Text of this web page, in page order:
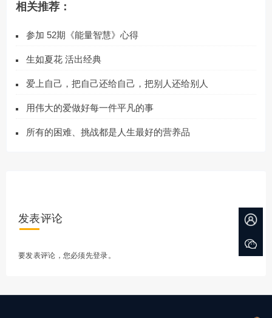
相关推荐：
参加 52期《能量智慧》心得
生如夏花 活出经典
爱上自己，把自己还给自己，把别人还给别人
用伟大的爱做好每一件平凡的事
所有的困难、挑战都是人生最好的营养品
发表评论
要发表评论，您必须先登录。